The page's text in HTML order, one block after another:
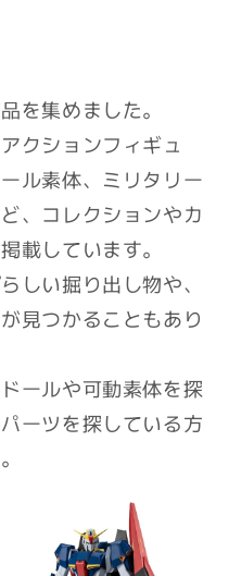
を集めました。
クションフィギュ
ル素体、ミリタリー
、コレクションやカ
載しています。
しい掘り出し物や、
見つかることもあり
ールや可動素体を探
ーツを探している方